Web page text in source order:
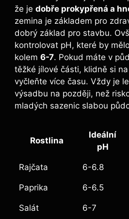
že je dobře prokypřená a
zemina je základem pro
dobrý základ pro stavbu.
kontrolovat pH, které by
kolem 6-7. Pokud máte v
těžké jílové části, klidně si
vyčleňte více času. Vždy je
výsadbu na později, než
mladých sazenic slabou
Rostlina
Ideální
pH
Rajčata 6-6.8
Paprika 6-6.5
Salát 6-7